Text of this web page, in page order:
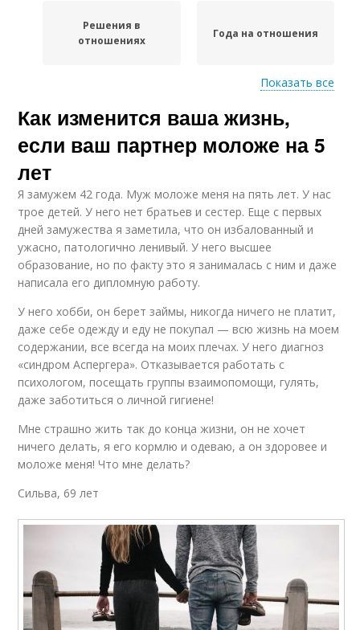
Решения в
отношениях
Года на отношения
Отношения с
разницей
Шансы на успешные
отношения
Показать все
Как изменится ваша жизнь,
если ваш партнер моложе на 5
лет
Я замужем 42 года. Муж моложе меня на пять лет. У нас
трое детей. У него нет братьев и сестер. Еще с первых
дней замужества я заметила, что он избалованный и
ужасно, патологично ленивый. У него высшее
образование, но по факту это я занималась с ним и даже
написала его дипломную работу.
У него хобби, он берет займы, никогда ничего не платит,
даже себе одежду и еду не покупал — всю жизнь на моем
содержании, все всегда на моих плечах. У него диагноз
«синдром Аспергера». Отказывается работать с
психологом, посещать группы взаимопомощи, гулять,
даже заботиться о личной гигиене!
Мне страшно жить так до конца жизни, он не хочет
ничего делать, я его кормлю и одеваю, а он здоровее и
моложе меня! Что мне делать?
Сильва, 69 лет